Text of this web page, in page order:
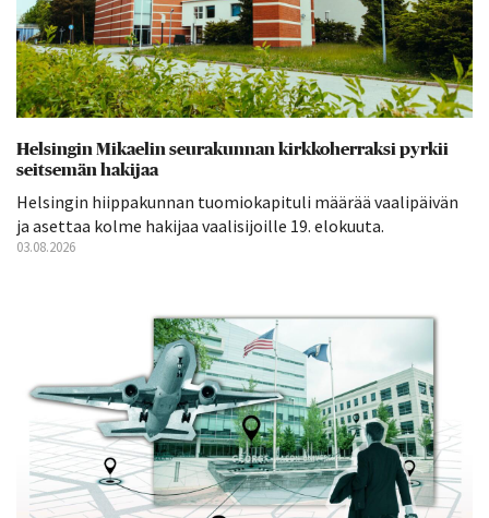
Helsingin Mikaelin seurakunnan kirkkoherraksi pyrkii
seitsemän hakijaa
Helsingin hiippakunnan tuomiokapituli määrää vaalipäivän
ja asettaa kolme hakijaa vaalisijoille 19. elokuuta.
03.08.2026